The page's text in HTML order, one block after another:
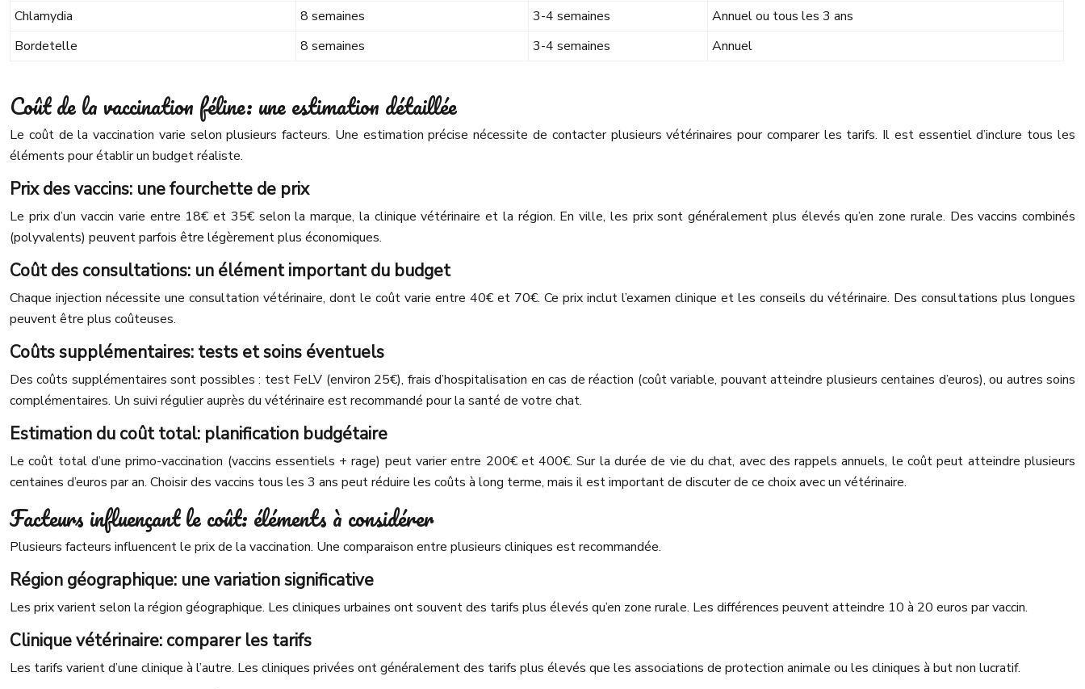
Chlamydia
8 semaines 3-4 semaines
Annuel ou tous les 3 ans
Bordetelle
8 semaines 3-4 semaines Annuel
Coût de la vaccination féline: une estimation détaillée
Le coût de la vaccination varie selon plusieurs facteurs. Une estimation précise nécessite de contacter plusieurs vétérinaires pour comparer les tarifs. Il est essentiel d’inclure tous les
éléments pour établir un budget réaliste.
Prix des vaccins: une fourchette de prix
Le prix d’un vaccin varie entre 18€ et 35€ selon la marque, la clinique vétérinaire et la région. En ville, les prix sont généralement plus élevés qu’en zone rurale. Des vaccins combinés
(polyvalents) peuvent parfois être légèrement plus économiques.
Coût des consultations: un élément important du budget
Chaque injection nécessite une consultation vétérinaire, dont le coût varie entre 40€ et 70€. Ce prix inclut l’examen clinique et les conseils du vétérinaire. Des consultations plus longues
peuvent être plus coûteuses.
Coûts supplémentaires: tests et soins éventuels
Des coûts supplémentaires sont possibles : test FeLV (environ 25€), frais d’hospitalisation en cas de réaction (coût variable, pouvant atteindre plusieurs centaines d’euros), ou autres soins
complémentaires. Un suivi régulier auprès du vétérinaire est recommandé pour la santé de votre chat.
Estimation du coût total: planification budgétaire
Le coût total d’une primo-vaccination (vaccins essentiels + rage) peut varier entre 200€ et 400€. Sur la durée de vie du chat, avec des rappels annuels, le coût peut atteindre plusieurs
centaines d’euros par an. Choisir des vaccins tous les 3 ans peut réduire les coûts à long terme, mais il est important de discuter de ce choix avec un vétérinaire.
Facteurs influençant le coût: éléments à considérer
Plusieurs facteurs influencent le prix de la vaccination. Une comparaison entre plusieurs cliniques est recommandée.
Région géographique: une variation significative
Les prix varient selon la région géographique. Les cliniques urbaines ont souvent des tarifs plus élevés qu’en zone rurale. Les différences peuvent atteindre 10 à 20 euros par vaccin.
Clinique vétérinaire: comparer les tarifs
Les tarifs varient d’une clinique à l’autre. Les cliniques privées ont généralement des tarifs plus élevés que les associations de protection animale ou les cliniques à but non lucratif.